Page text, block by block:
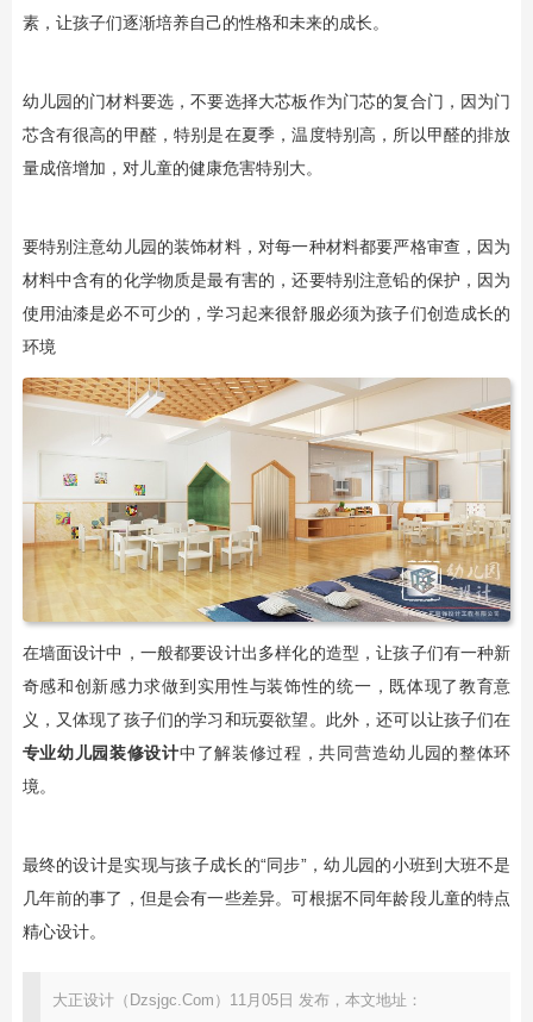
素，让孩子们逐渐培养自己的性格和未来的成长。
幼儿园的门材料要选，不要选择大芯板作为门芯的复合门，因为门
芯含有很高的甲醛，特别是在夏季，温度特别高，所以甲醛的排放
量成倍增加，对儿童的健康危害特别大。
要特别注意幼儿园的装饰材料，对每一种材料都要严格审查，因为
材料中含有的化学物质是最有害的，还要特别注意铅的保护，因为
使用油漆是必不可少的，学习起来很舒服必须为孩子们创造成长的
环境
在墙面设计中，一般都要设计出多样化的造型，让孩子们有一种新
奇感和创新感力求做到实用性与装饰性的统一，既体现了教育意
义，又体现了孩子们的学习和玩耍欲望。此外，还可以让孩子们在
专业幼儿园装修设计中了解装修过程，共同营造幼儿园的整体环
境。
最终的设计是实现与孩子成长的“同步”，幼儿园的小班到大班不是
几年前的事了，但是会有一些差异。可根据不同年龄段儿童的特点
精心设计。
大正设计（Dzsjgc.Com）11月05日 发布，本文地址：